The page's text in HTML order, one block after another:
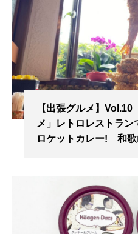
【出張グルメ】Vol.10
メ」レトロレストラ
ロケットカレー! 和歌